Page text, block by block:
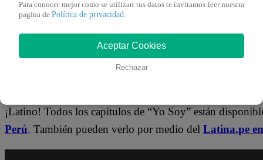
noticias de última hora.
https://whatsapp.com/channel/
¡Latino! Todos los capítulos de “Yo Soy” están
Perú. También pueden verlo por medio del Latina.pe
Para conocer mejor como se utilizan tus datos te invitamos leer nuestra
pagina de Política de privacidad.
Aceptar Cookies
Rechazar